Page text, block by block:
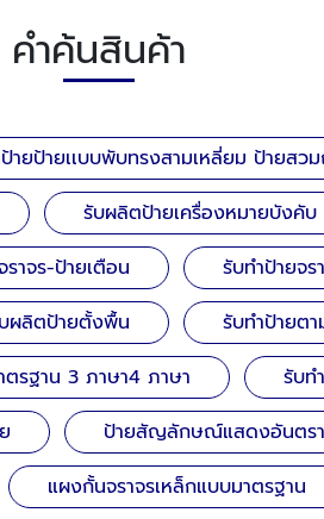
คำค้นสินค้า
ายป้ายเเบบพับทรงสามเหลี่ยม ป้ายส
รับผลิตป้ายเครื่องหมายบังคับ
ราจร-ป้ายเตือน รับทำป้ายจร
ผลิตป้ายตั้งพื้น
รับทำป้ายต
ตรฐาน 3 ภาษา4 ภาษา รับท
ป้ายสัญลักษณ์แสดงอันตราย
แผงกั้นจราจรเหล็กแบบมาตรฐาน